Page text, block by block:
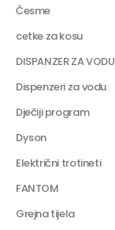
Česme
cetke za kosu
DISPANZER ZA VODU
Dispenzeri za vodu
Dječiji program
Dyson
Električni trotineti
FANTOM
Grejna tijela